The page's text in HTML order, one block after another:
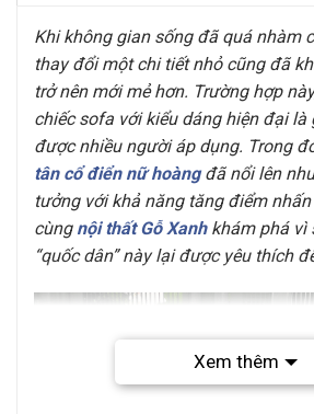
Khi không gian sống đã quá nhàm
thay đổi một chi tiết nhỏ cũng đã
trở nên mới mẻ hơn. Trường hợp
chiếc sofa với kiểu dáng hiện đại
được nhiều người áp dụng. Trong
tân cổ điển nữ hoàngđã nổi lên
tưởng với khả năng tăng điểm
cùng nội thất Gỗ Xanh khám phá vì
“quốc dân” này lại được yêu thích
Xem thêm